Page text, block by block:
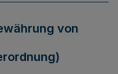
von